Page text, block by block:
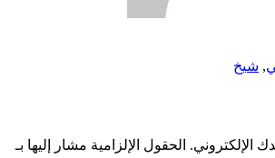
, شيخ
الإلكتروني. الحقول الإلزامية مشار إليها بـ